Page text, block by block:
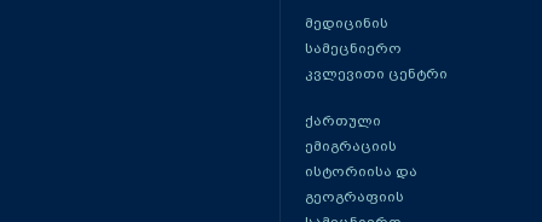
მედიცინის
სამეცნიერო
კვლევითი ცენტრი
ქართული
ემიგრაციის
ისტორიისა და
გეოგრაფიის